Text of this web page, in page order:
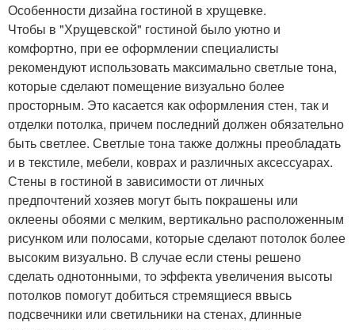
Особенности дизайна гостиной в хрущевке.
Чтобы в "Хрущевской" гостиной было уютно и
комфортно, при ее оформлении специалисты
рекомендуют использовать максимально светлые тона,
которые сделают помещение визуально более
просторным. Это касается как оформления стен, так и
отделки потолка, причем последний должен обязательно
быть светлее. Светлые тона также должны преобладать
и в текстиле, мебели, коврах и различных аксессуарах.
Стены в гостиной в зависимости от личных
предпочтений хозяев могут быть покрашены или
оклеены обоями с мелким, вертикально расположенным
рисунком или полосами, которые сделают потолок более
высоким визуально. В случае если стены решено
сделать однотонными, то эффекта увеличения высоты
потолков помогут добиться стремящиеся ввысь
подсвечники или светильники на стенах, длинные